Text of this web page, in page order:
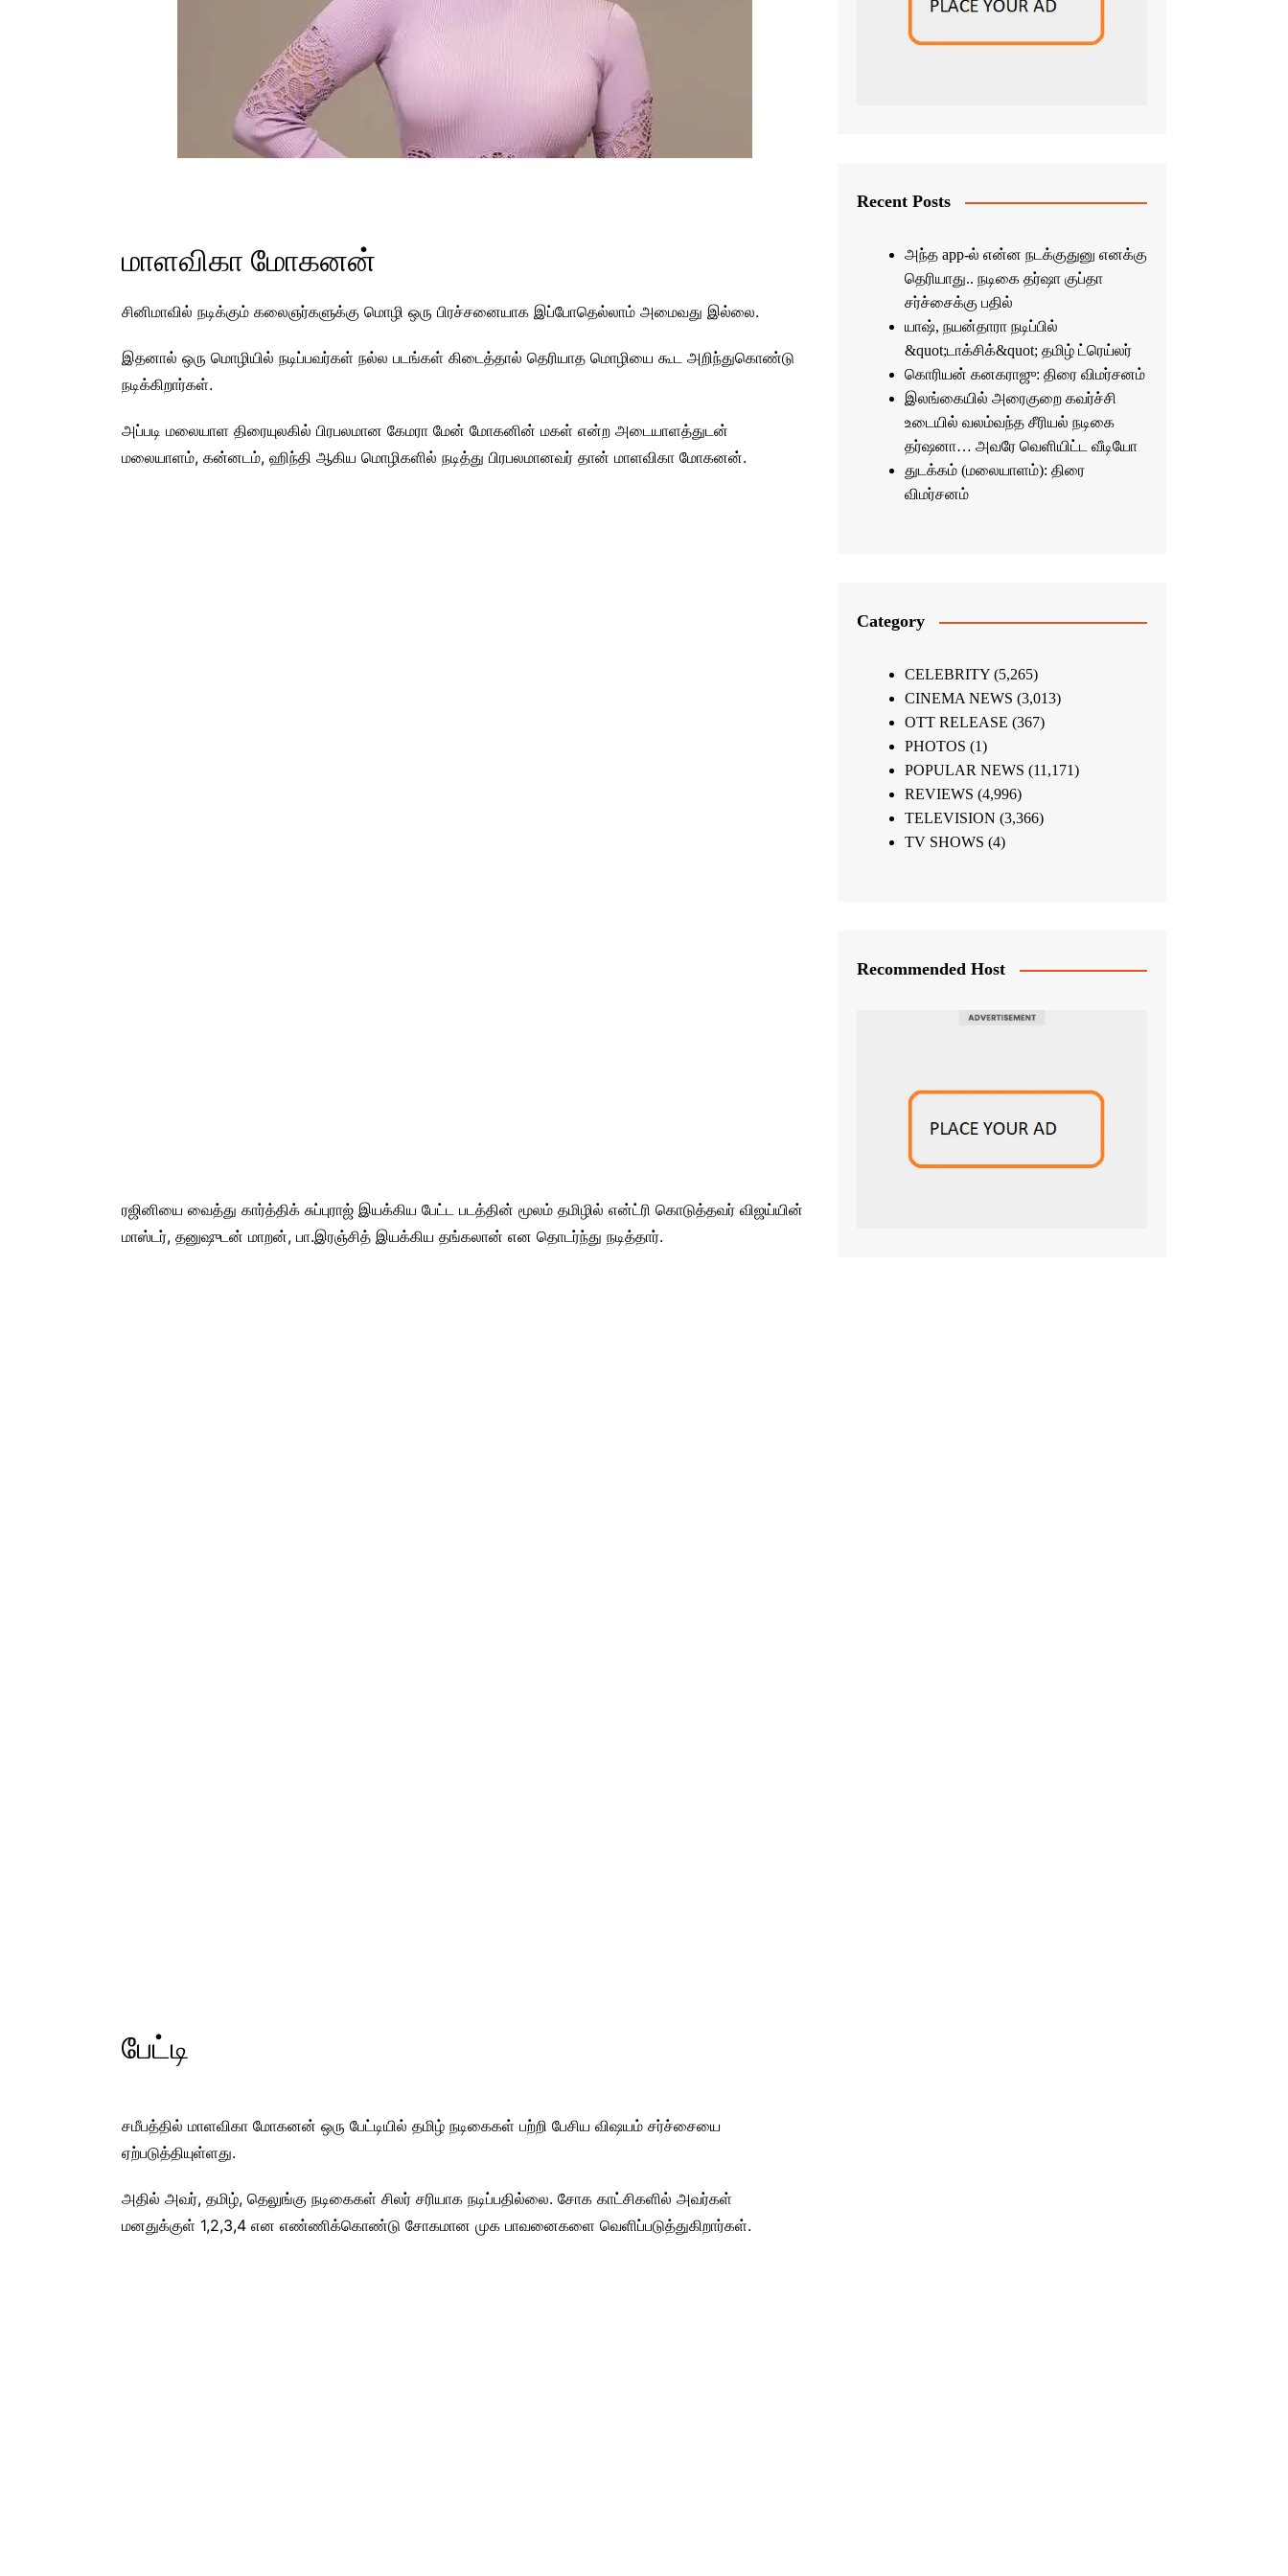
மாளவிகா மோகனன்
சினிமாவில் நடிக்கும் கலைஞர்களுக்கு மொழி ஒரு பிரச்சனையாக இப்போதெல்லாம் அமைவது இல்லை.
இதனால் ஒரு மொழியில் நடிப்பவர்கள் நல்ல படங்கள் கிடைத்தால் தெரியாத மொழியை கூட அறிந்துகொண்டு
நடிக்கிறார்கள்.
அப்படி மலையாள திரையுலகில் பிரபலமான கேமரா மேன் மோகனின் மகள் என்ற அடையாளத்துடன்
மலையாளம், கன்னடம், ஹிந்தி ஆகிய மொழிகளில் நடித்து பிரபலமானவர் தான் மாளவிகா மோகனன்.
ரஜினியை வைத்து கார்த்திக் சுப்புராஜ் இயக்கிய பேட்ட படத்தின் மூலம் தமிழில் என்ட்ரி கொடுத்தவர் விஜய்யின்
மாஸ்டர், தனுஷுடன் மாறன், பா.இரஞ்சித் இயக்கிய தங்கலான் என தொடர்ந்து நடித்தார்.
பேட்டி
சமீபத்தில் மாளவிகா மோகனன் ஒரு பேட்டியில் தமிழ் நடிகைகள் பற்றி பேசிய விஷயம் சர்ச்சையை
ஏற்படுத்தியுள்ளது.
அதில் அவர், தமிழ், தெலுங்கு நடிகைகள் சிலர் சரியாக நடிப்பதில்லை. சோக காட்சிகளில் அவர்கள்
மனதுக்குள் 1,2,3,4 என எண்ணிக்கொண்டு சோகமான முக பாவனைகளை வெளிப்படுத்துகிறார்கள்.
Recent Posts
அந்த app-ல் என்ன நடக்குதுனு எனக்கு
தெரியாது.. நடிகை தர்ஷா குப்தா
சர்ச்சைக்கு பதில்
யாஷ், நயன்தாரா நடிப்பில்
&quot;டாக்சிக்&quot; தமிழ் ட்ரெய்லர்
கொரியன் கனகராஜு: திரை விமர்சனம்
இலங்கையில் அரைகுறை கவர்ச்சி
உடையில் வலம்வந்த சீரியல் நடிகை
தர்ஷனா… அவரே வெளியிட்ட வீடியோ
துடக்கம் (மலையாளம்): திரை
விமர்சனம்
Category
CELEBRITY(5,265)
CINEMA NEWS (3,013)
OTT RELEASE (367)
PHOTOS (1)
POPULAR NEWS (11,171)
REVIEWS (4,996)
TELEVISION (3,366)
TV SHOWS (4)
Recommended Host